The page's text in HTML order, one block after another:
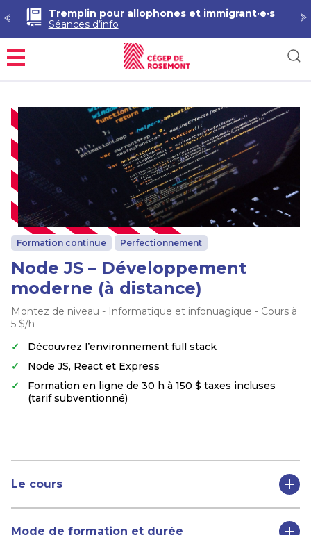
Tremplin pour allophones et immigrant·e·s
Séances d’info
Menu
Formation continue Perfectionnement
Node JS – Développement
moderne (à distance)
Montez de niveau - Informatique et infonuagique - Cours à
5 $/h
Découvrez l’environnement full stack
Node JS, React et Express
Formation en ligne de 30 h à 150 $ taxes incluses
(tarif subventionné)
Le cours
Mode de formation et durée